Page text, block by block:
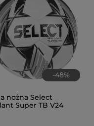
-48%
nożna Select
Super TB V24